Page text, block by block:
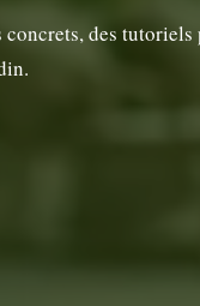
des